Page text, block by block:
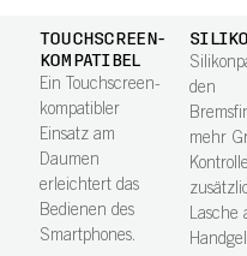
TOUCHSCREEN-
KOMPATIBEL
Ein Touchscreen-
kompatibler
Einsatz am
Daumen
erleichtert das
Bedienen des
Smartphones.
den
mehr
Lasche